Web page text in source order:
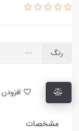
رنگ
مشخصات